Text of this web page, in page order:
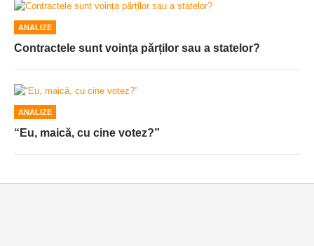
ANALIZE
Contractele sunt voința părților sau a statelor?
ANALIZE
“Eu, maică, cu cine votez?”